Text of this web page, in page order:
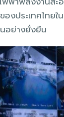
ประเทศไทย
อย่างยั่งยืน